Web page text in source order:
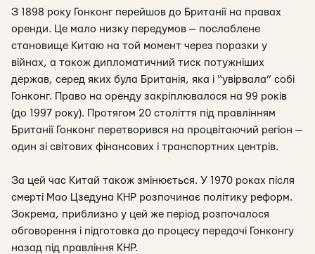
З 1898 року Гонконг перейшов до Британії на правах
оренди. Це мало низку передумов — послаблене
становище Китаю на той момент через поразки у
війнах, а також дипломатичний тиск потужніших
держав, серед яких була Британія, яка і “увірвала” собі
Гонконг. Право на оренду закріплювалося на 99 років
(до 1997 року). Протягом 20 століття під правлінням
Британії Гонконг перетворився на процвітаючий регіон —
один зі світових фінансових і транспортних центрів.
За цей час Китай також змінюється. У 1970 роках після
смерті Мао Цзедуна КНР розпочинає політику реформ.
Зокрема, приблизно у цей же період розпочалося
обговорення і підготовка до процесу передачі Гонконгу
назад під правління КНР.